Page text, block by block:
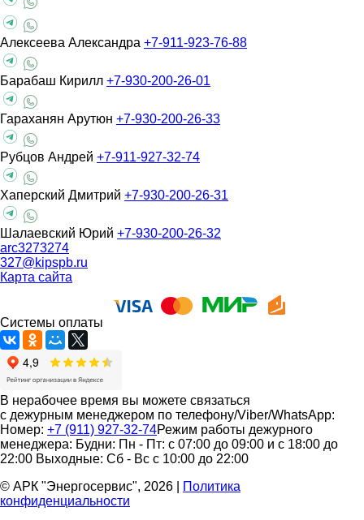
Алексеева Александра +7-911-923-76-88
Барабаш Кирилл +7-930-200-26-01
Гараханян Арутюн +7-930-200-26-33
Рубцов Андрей +7-911-927-32-74
Хаперский Дмитрий +7-930-200-26-31
Шалаевский Юрий +7-930-200-26-32
arc3273274
327@kipspb.ru
Карта сайта
Системы оплаты
В нерабочее время вы можете связаться
с дежурным менеджером по телефону/Viber/WhatsApp:
Номер: +7 (911) 927-32-74Режим работы дежурного
менеджера: Будни: Пн - Пт: с 07:00 до 09:00 и с 18:00 до
22:00 Выходные: Сб - Вс с 10:00 до 22:00
© АРК "Энергосервис", 2026
Политика
конфиденциальности